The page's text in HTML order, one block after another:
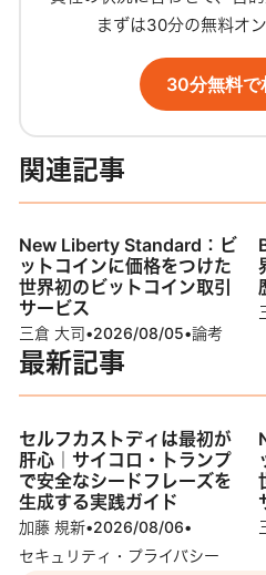
まずは30分の無料オ
30分無料で
関連記事
New Liberty Standard：ビ
ットコインに価格をつけた
世界初のビットコイン取引
サービス
三倉 大司•2026/08/05•論考
最新記事
セルフカストディは最初が
肝心｜サイコロ・トランプ
で安全なシードフレーズを
生成する実践ガイド
加藤 規新•2026/08/06•
セキュリティ・プライバシー